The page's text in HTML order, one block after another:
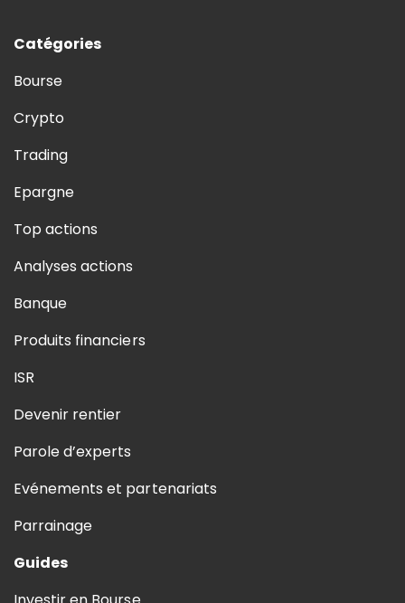
Catégories
Bourse
Crypto
Trading
Epargne
Top actions
Analyses actions
Banque
Produits financiers
ISR
Devenir rentier
Parole d’experts
Evénements et partenariats
Parrainage
Guides